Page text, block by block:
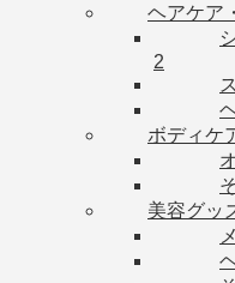
ヘアケア
2
ボディケ
美容グッ